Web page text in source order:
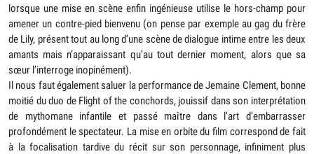
lorsque une mise en scène enfin ingénieuse utilise le hors-champ pour
amener un contre-pied bienvenu (on pense par exemple au gag du frère
de Lily, présent tout au long d’une scène de dialogue intime entre les deux
amants mais n’apparaissant qu’au tout dernier moment, alors que sa
sœur l’interroge inopinément).
Il nous faut également saluer la performance de Jemaine Clement, bonne
moitié du duo de Flight of the conchords, jouissif dans son interprétation
de mythomane infantile et passé maître dans l’art d’embarrasser
profondément le spectateur. La mise en orbite du film correspond de fait
à la focalisation tardive du récit sur son personnage, infiniment plus